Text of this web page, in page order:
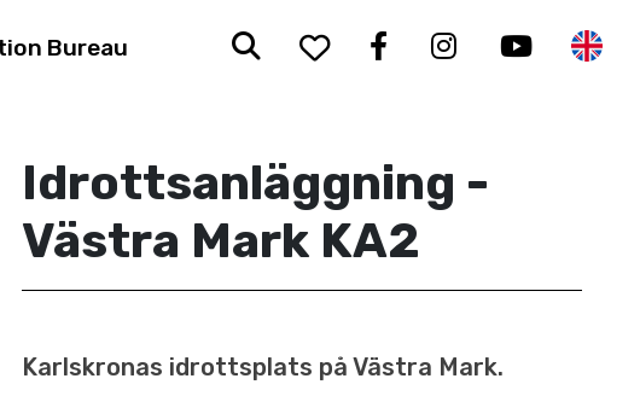
Bureau Sök To your saved
Facebook
Instagram
Idrottsanläggning -
Västra Mark KA2
Karlskronas idrottsplats på Västra Mark.